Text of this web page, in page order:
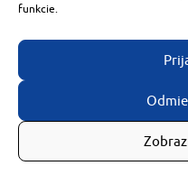
funkcie.